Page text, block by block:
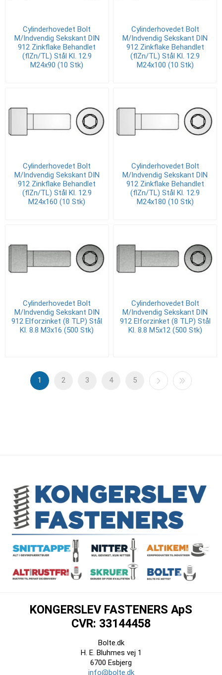
Cylinderhovedet Bolt
M/Indvendig Sekskant DIN
912 Zinkflake Behandlet
(flZn/TL) Stål Kl. 12.9
M24x90 (10 Stk)
Cylinderhovedet Bolt
M/Indvendig Sekskant DIN
912 Zinkflake Behandlet
(flZn/TL) Stål Kl. 12.9
M24x100 (10 Stk)
Cylinderhovedet Bolt
M/Indvendig Sekskant DIN
912 Zinkflake Behandlet
(flZn/TL) Stål Kl. 12.9
M24x160 (10 Stk)
Cylinderhovedet Bolt
M/Indvendig Sekskant DIN
912 Zinkflake Behandlet
(flZn/TL) Stål Kl. 12.9
M24x180 (10 Stk)
Cylinderhovedet Bolt
M/Indvendig Sekskant DIN
912 Elforzinket (8 TLP) Stål
Kl. 8.8 M3x16 (500 Stk)
Cylinderhovedet Bolt
M/Indvendig Sekskant DIN
912 Elforzinket (8 TLP) Stål
Kl. 8.8 M5x12 (500 Stk)
1 2 3 4 5
KONGERSLEV FASTENERS ApS
CVR: 33144458
Bolte.dk
H. E. Bluhmes vej 1
6700 Esbjerg
info@bolte.dk